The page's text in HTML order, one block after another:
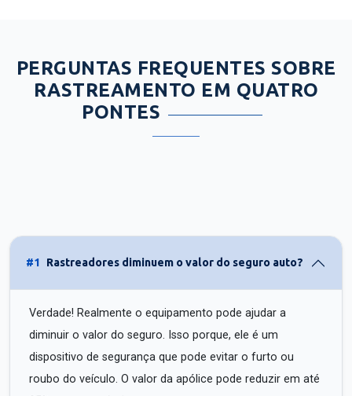
PERGUNTAS FREQUENTES SOBRE
RASTREAMENTO EM QUATRO
PONTES
#1 Rastreadores diminuem o valor do seguro auto?
Verdade! Realmente o equipamento pode ajudar a
diminuir o valor do seguro. Isso porque, ele é um
dispositivo de segurança que pode evitar o furto ou
roubo do veículo. O valor da apólice pode reduzir em até